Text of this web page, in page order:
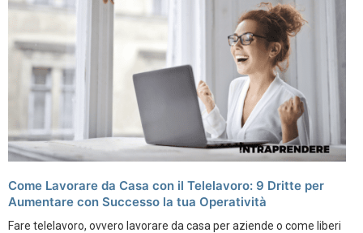
Come Lavorare da Casa con il Telelavoro: 9 Dritte per
Aumentare con Successo la tua Operatività
Fare telelavoro, ovvero lavorare da casa per aziende o come liberi